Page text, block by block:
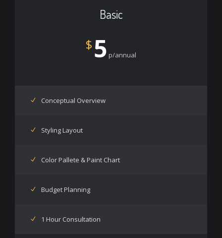
Basic
$5 p/annual
Conceptual Overview
Styling Layout
Color Pallete & Paint Chart
Budget Planning
1 Hour Consultation